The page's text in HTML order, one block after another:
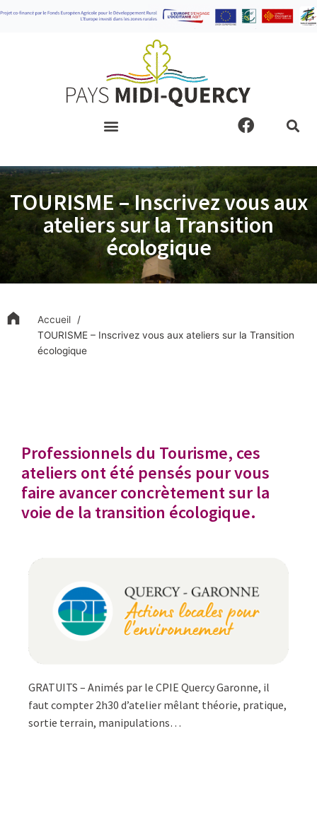
F
a
e
b
o
o
k
TOURISME – Inscrivez vous aux
ateliers sur la Transition
écologique
Accueil
TOURISME – Inscrivez vous aux ateliers sur la Transition
écologique
Professionnels du Tourisme, ces
ateliers ont été pensés pour vous
faire avancer concrètement sur la
voie de la transition écologique.
GRATUITS – Animés par le CPIE Quercy Garonne, il
faut compter 2h30 d’atelier mêlant théorie, pratique,
sortie terrain, manipulations…